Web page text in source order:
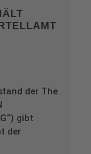
der The
gibt
der